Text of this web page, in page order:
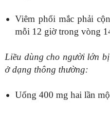
Viêm phổi mắc phải
mỗi 12 giờ trong vòng
Liều dùng cho người lớn
ở dạng thông thường:
Uống 400 mg hai lần